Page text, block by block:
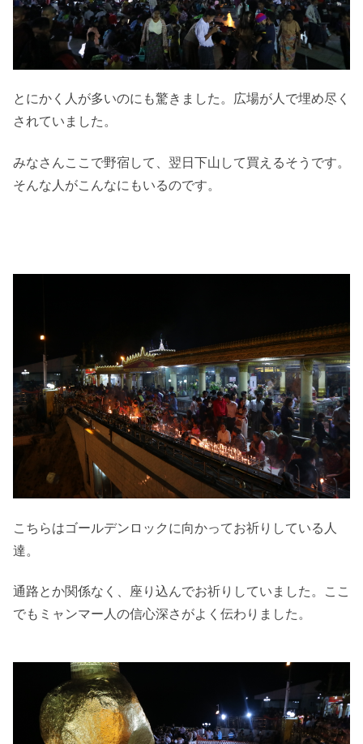
とにかく人が多いのにも驚きました。広場が人で埋め尽く
されていました。
みなさんここで野宿して、翌日下山して買えるそうです。
そんな人がこんなにもいるのです。
こちらはゴールデンロックに向かってお祈りしている人
達。
通路とか関係なく、座り込んでお祈りしていました。ここ
でもミャンマー人の信心深さがよく伝わりました。